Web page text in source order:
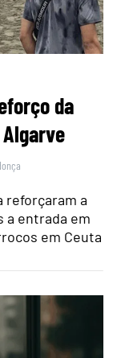
da
reforçaram a
a entrada em
em Ceuta